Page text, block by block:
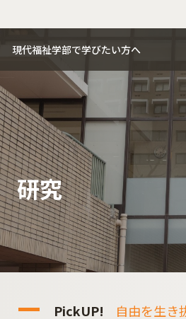
現代福祉学部で学びたい方へ
研究
PickUP! 自由を生き